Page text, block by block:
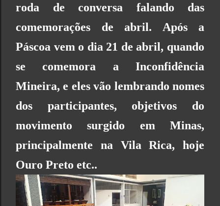
roda de conversa falando das
comemorações de abril. Após a
Páscoa vem o dia 21 de abril, quando
se comemora a Inconfidência
Mineira, e eles vão lembrando nomes
dos participantes, objetivos do
movimento surgido em Minas,
principalmente na Vila Rica, hoje
Ouro Preto etc..